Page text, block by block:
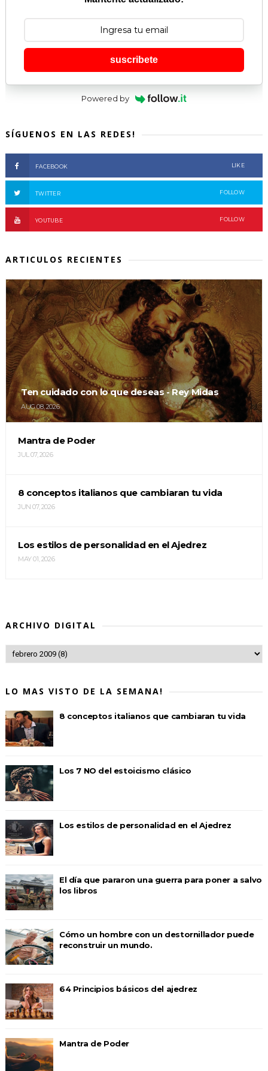
suscribete
Powered by
SÍGUENOS EN LAS REDES!
FACEBOOK LIKE
TWITTER FOLLOW
YOUTUBE FOLLOW
ARTICULOS RECIENTES
Ten cuidado con lo que deseas - Rey Midas
AUG 08, 2026
Mantra de Poder
JUL 07, 2026
8 conceptos italianos que cambiaran tu vida
JUN 07, 2026
Los estilos de personalidad en el Ajedrez
MAY 01, 2026
ARCHIVO DIGITAL
LO MAS VISTO DE LA SEMANA!
8 conceptos italianos que cambiaran tu vida
Los 7 NO del estoicismo clásico
Los estilos de personalidad en el Ajedrez
El día que pararon una guerra para poner a salvo
los libros
Cómo un hombre con un destornillador puede
reconstruir un mundo.
64 Principios básicos del ajedrez
Mantra de Poder